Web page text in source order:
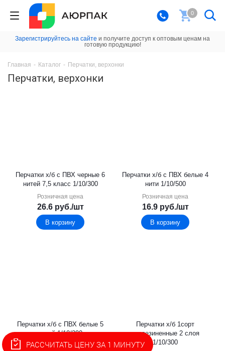
0
Зарегистрируйтесь на сайте и получите доступ к оптовым ценам на
готовую продукцию!
Главная - Каталог - Перчатки, верхонки
Перчатки, верхонки
Перчатки х/б с ПВХ черные 6
нитей 7,5 класс 1/10/300
Розничная цена
26.6руб./шт
В корзину
Перчатки х/б с ПВХ белые 4
нити 1/10/500
Розничная цена
16.9руб./шт
В корзину
Перчатки х/б с ПВХ белые 5
нитей 1/10/300
Розничная цена
Перчатки х/б 1сорт
прорезиненные 2 слоя
1/10/300
РАССЧИТАТЬ ЦЕНУ ЗА 1 МИНУТУ